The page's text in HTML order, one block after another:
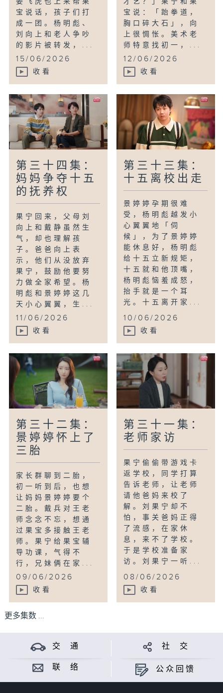
宝说话，孩子们打
成一团。杨明彪、
刘向上和老人争吵
的影片被转发，...
15/06/2026
收看
宝说：「跆拳道，
胸口碎大石」，向
上很惆怅。美术老
师特意找初一，...
12/06/2026
收看
第三十四集：
妈妈争夺十五
的抚养权
果宁回来，父母刘
向上和戴静虽然生
气，却也理解孩
子。爸爸向上表
示，他们从没放弃
果宁，鼓励他要努
力做全家希望。杨
明彪和景婷婷这几
天小心翼翼，生...
11/06/2026
收看
第三十三集：
十五离校出走
景婷婷孕期很难
受，杨明彪越发小
心翼翼地「伺
候」，为了景婷婷
能休息好，杨明彪
给十五立新规矩，
十五就和他顶嘴，
杨明彪恼羞成怒，
抬手就是一个耳
光。十五离开家...
10/06/2026
收看
第三十二集：
景婷婷怀上了
三胎
家长群聊到二胎，
初一听到后，也想
让妈妈景婷婷要个
二胎。戴兵对王老
师念念不忘，想通
过果宝多接触王老
师。果宁给果宝辅
导功课，气得不
行，兄妹俩在家...
09/06/2026
收看
第三十一集：
老师家访
果宁偷偷带游戏卡
返学校，同学打算
告诉老师，让老师
请他爸妈来校了
解。刘果宁却不
怕，事关爸妈正得
了流感，在家休
息，来不了学校。
于是学校准备家
访。刘果宁一听...
08/06/2026
收看
更多集数 ...
交 通 社 交
联 络 公众回馈